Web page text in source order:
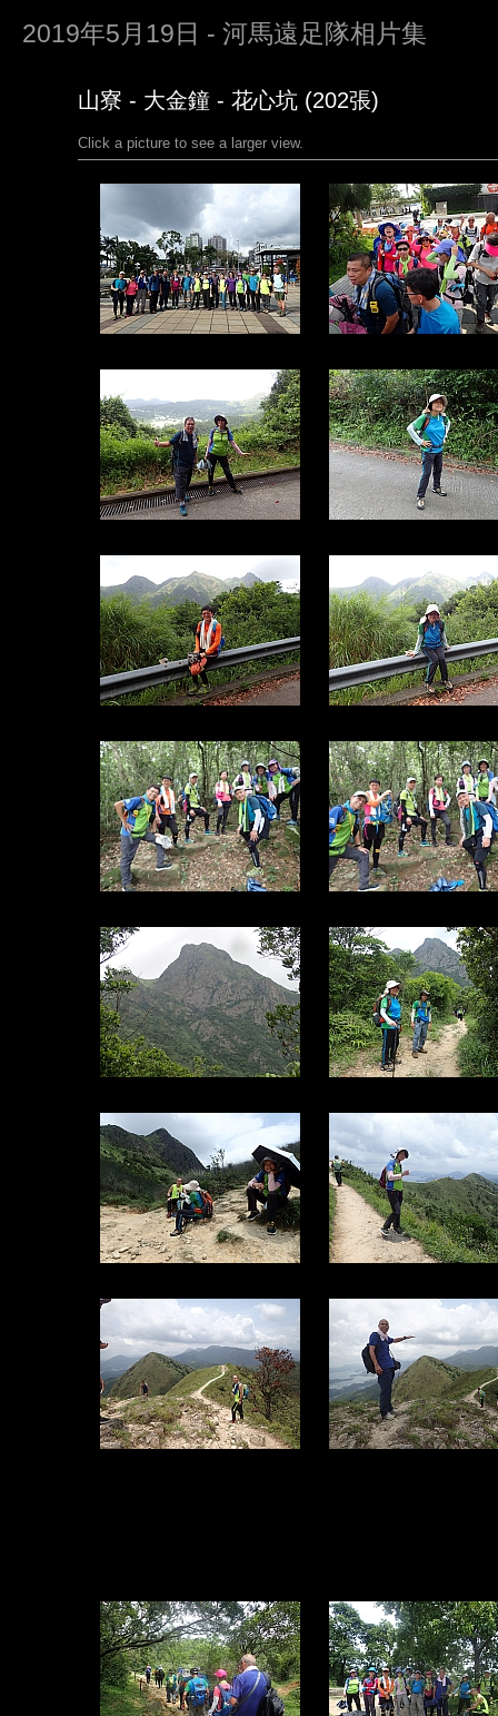
2019年5月19日 - 河馬遠足隊相片集
山寮 - 大金鐘 - 花心坑 (202張)
Click a picture to see a larger view.